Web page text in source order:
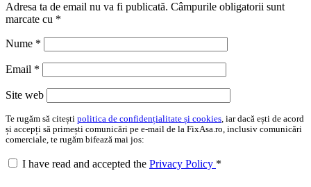
Adresa ta de email nu va fi publicată. Câmpurile obligatorii sunt
marcate cu *
Nume *
Email *
Site web
Te rugăm să citești politica de confidențialitate și cookies, iar dacă ești de acord
și accepți să primești comunicări pe e-mail de la FixAsa.ro, inclusiv comunicări
comerciale, te rugăm bifează mai jos:
I have read and accepted the Privacy Policy *